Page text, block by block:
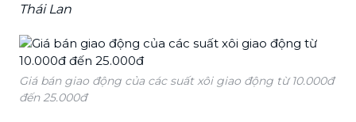
Thái Lan
Giá bán giao động của các suất xôi giao động từ 10.000đ
đến 25.000đ